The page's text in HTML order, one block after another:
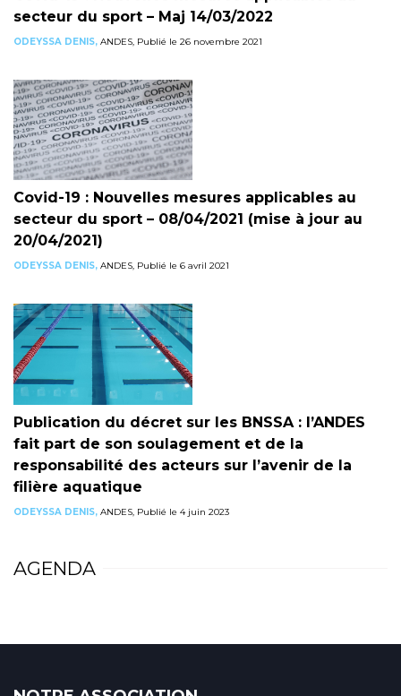
secteur du sport – Maj 14/03/2022
ODEYSSA DENIS, ANDES, Publié le 26 novembre 2021
Covid-19 : Nouvelles mesures applicables au
secteur du sport – 08/04/2021 (mise à jour au
20/04/2021)
ODEYSSA DENIS, ANDES, Publié le 6 avril 2021
Publication du décret sur les BNSSA : l’ANDES
fait part de son soulagement et de la
responsabilité des acteurs sur l’avenir de la
filière aquatique
ODEYSSA DENIS, ANDES, Publié le 4 juin 2023
AGENDA